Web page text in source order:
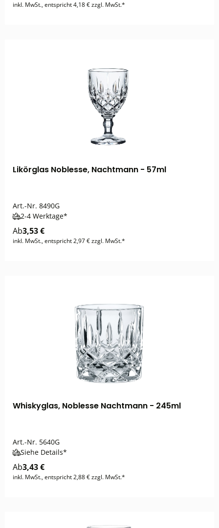
inkl. MwSt., entspricht 4,18 € zzgl. MwSt.*
Likörglas Noblesse, Nachtmann - 57ml
Art.-Nr. 8490G
2-4 Werktage*
Ab3,53 €
inkl. MwSt., entspricht 2,97 € zzgl. MwSt.*
Whiskyglas, Noblesse Nachtmann - 245ml
Art.-Nr. 5640G
Siehe Details*
Ab3,43 €
inkl. MwSt., entspricht 2,88 € zzgl. MwSt.*